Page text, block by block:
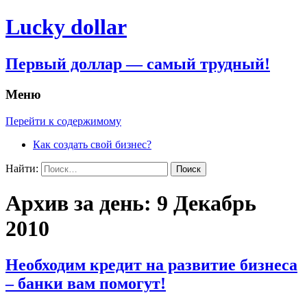
Lucky dollar
Первый доллар — самый трудный!
Меню
Перейти к содержимому
Как создать свой бизнес?
Найти:
Архив за день: 9 Декабрь
2010
Необходим кредит на развитие бизнеса
– банки вам помогут!